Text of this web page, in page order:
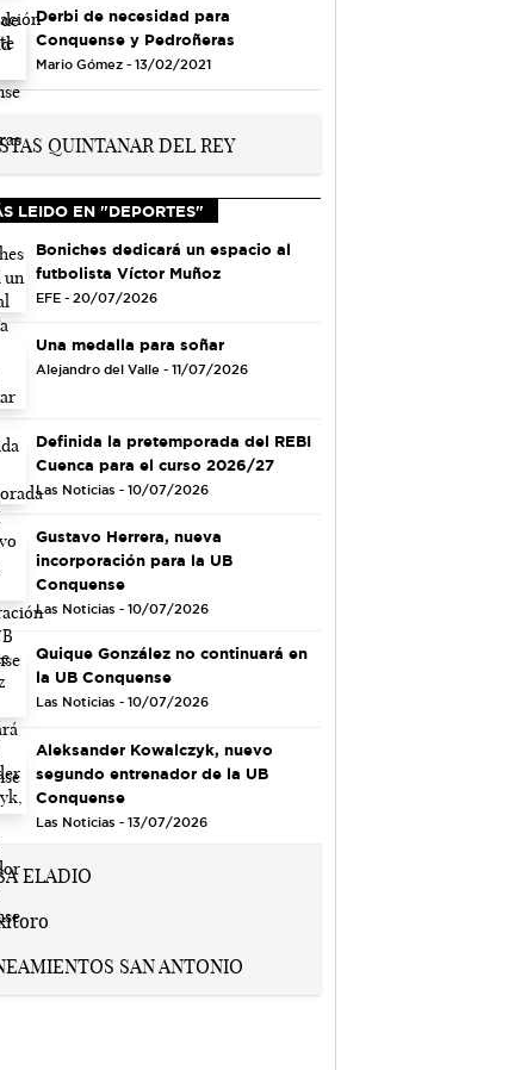
Derbi de necesidad para
Conquense y Pedroñeras
Mario Gómez - 13/02/2021
LEIDO EN "DEPORTES"
Boniches dedicará un espacio al
futbolista Víctor Muñoz
EFE - 20/07/2026
Una medalla para soñar
Alejandro del Valle - 11/07/2026
Definida la pretemporada del REBI
Cuenca para el curso 2026/27
Las Noticias - 10/07/2026
Gustavo Herrera, nueva
incorporación para la UB
Conquense
Las Noticias - 10/07/2026
Quique González no continuará en
la UB Conquense
Las Noticias - 10/07/2026
Aleksander Kowalczyk, nuevo
segundo entrenador de la UB
Conquense
Las Noticias - 13/07/2026